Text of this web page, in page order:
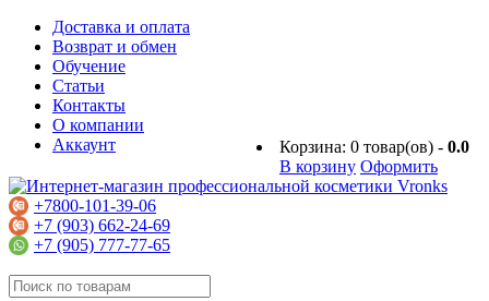
Доставка и оплата
Возврат и обмен
Обучение
Статьи
Контакты
О компании
Корзина: 0 товар(ов) - 0.0
В корзину Оформить
Аккаунт
+7800-101-39-06
+7 (903) 662-24-69
+7 (905) 777-77-65